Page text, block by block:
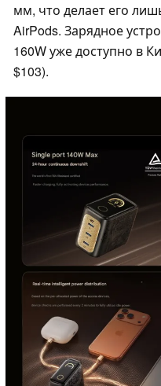
мм, что делает его
AirPods. Зарядное
160W уже доступно в
$103).